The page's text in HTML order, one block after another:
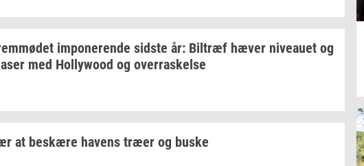
im­po­ne­ren­de sid­ste år: Bil­træf hæver ni­veau­et og
med Hol­lywood og over­ra­skel­se
at be­skæ­re ha­vens træer og buske